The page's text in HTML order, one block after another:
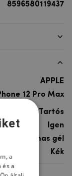
8596580119437
APPLE
12 Pro Max
Tartós
Igen
rugalmas gél
Kék
a
és a